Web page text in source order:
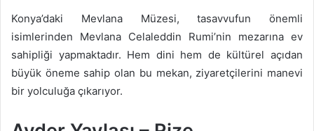
Konya’daki Mevlana Müzesi, tasavvufun önemli
isimlerinden Mevlana Celaleddin Rumi’nin mezarına ev
sahipliği yapmaktadır. Hem dini hem de kültürel açıdan
büyük öneme sahip olan bu mekan, ziyaretçilerini manevi
bir yolculuğa çıkarıyor.